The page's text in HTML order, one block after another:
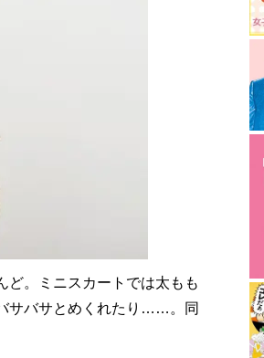
。ミニスカートでは太もも
サバサとめくれたり……。同